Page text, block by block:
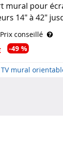
mural pour
14" à 42"
Prix conseillé
-49 %
mural